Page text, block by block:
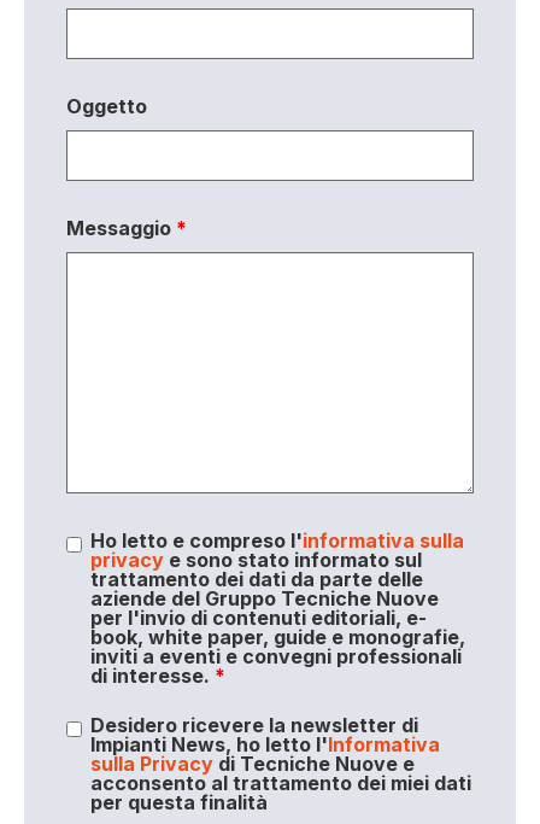
Oggetto
Messaggio *
Ho letto e compreso l'informativa sulla
privacye sono stato informato sul
trattamento dei dati da parte delle
aziende del Gruppo Tecniche Nuove
per l'invio di contenuti editoriali, e-
book, white paper, guide e monografie,
inviti a eventi e convegni professionali
di interesse. *
Desidero ricevere la newsletter di
Impianti News, ho letto l'Informativa
sulla Privacydi Tecniche Nuove e
acconsento al trattamento dei miei dati
per questa finalità